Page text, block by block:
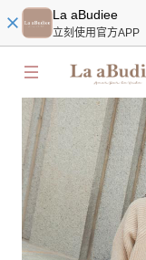
La aBudiee
立刻使用官方APP